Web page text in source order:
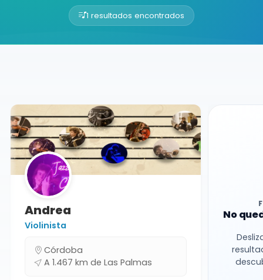
1 resultados encontrados
Buscador de músicos
Andrea
Violinista
Córdoba
A 1.467 km de Las Palmas
No